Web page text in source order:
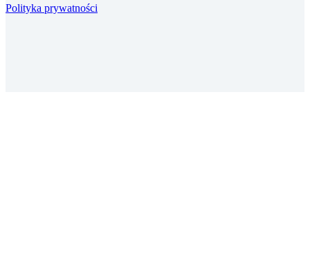
Polityka prywatności